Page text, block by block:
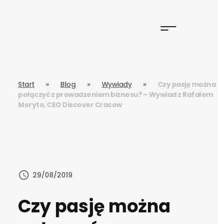
Start » Blog » Wywiady »
Czy pasję można
połączyć z prowadzeniem biznesu? – Wywiad z Rafałem
Moryto, CEO Discover Cracow
29/08/2019
Czy pasję można